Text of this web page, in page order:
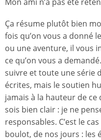
Ça résume plutôt bien
fois qu’on vous a donné
ou une aventure, il vous
ce qu’on vous a
suivre et toute une série
écrites, mais le soutien
jamais à la hauteur de ce
sois bien clair : je ne
responsables. C’est le
boulot, de nos jours : les